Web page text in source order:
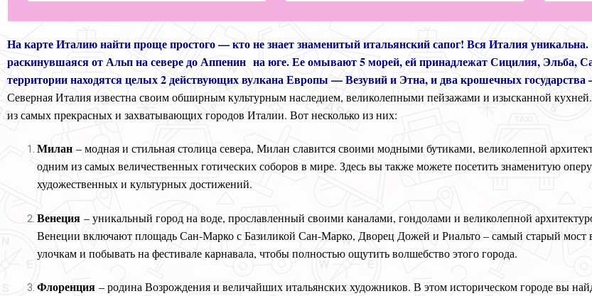
На карте Италию найти проще простого — кто не знает знаменитый итальянский сапог! Вся Италия
раскинувшаяся от Альп на севере до Аппенин на юге. Ее омывают 5 морей, ей принадлежат Сицилия, Эльба,
территории находятся целых 2 действующих вулкана Европы — Везувий и Этна, и два крошечных
Северная Италия известна своим обширным культурным наследием, великолепными пейзажами и изысканной
из самых прекрасных и захватывающих городов Италии. Вот несколько из них:
Милан – модная и стильная столица севера, Милан славится своими модными бутиками, великолепной
одним из самых величественных готических соборов в мире. Здесь вы также можете посетить знаменитую
художественных и культурных достижений.
Венеция – уникальный город на воде, прославленный своими каналами, гондолами и великолепной
Венеции включают площадь Сан-Марко с Базиликой Сан-Марко, Дворец Дожей и Риальто – самый старый мост в
улочкам и побывать на фестивале карнавала, чтобы полностью ощутить волшебство этого города.
Флоренция – родина Возрождения и величайших итальянских художников. В этом историческом городе вы